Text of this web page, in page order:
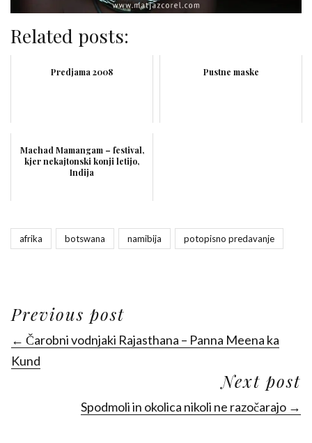
Related posts:
Predjama 2008 Pustne maske
Machad Mamangam – festival,
kjer nekajtonski konji letijo,
Indija
afrika botswana namibija potopisno predavanje
Previous post
← Čarobni vodnjaki Rajasthana – Panna Meena ka
Kund
Next post
Spodmoli in okolica nikoli ne razočarajo →